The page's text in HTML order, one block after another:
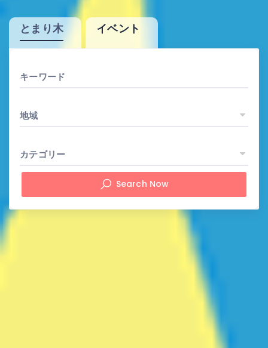
とまり木 イベント
キーワード
地域
カテゴリー
Search Now